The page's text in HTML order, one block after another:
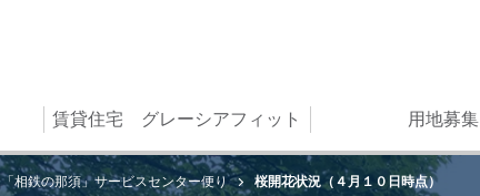
賃貸住宅 グレーシアフィット 用地募集
「相鉄の那須」サービスセンター便り 桜開花状況（４月１０日時点）